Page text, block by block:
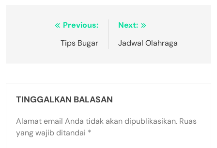
NavigasiPrevious:
Tips Bugar
Next:
Jadwal Olahraga
TINGGALKAN BALASAN
Alamat email Anda tidak akan dipublikasikan. Ruas
yang wajib ditandai *